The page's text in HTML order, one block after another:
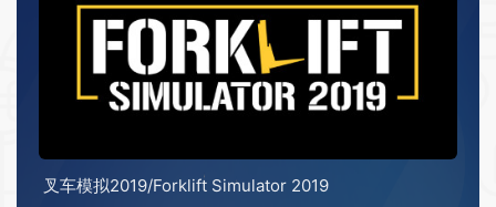
叉车模拟2019/Forklift Simulator 2019